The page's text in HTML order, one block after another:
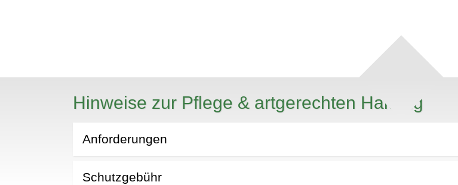
Hinweise zur Pflege & artgerechten Haltung
Anforderungen
Schutzgebühr